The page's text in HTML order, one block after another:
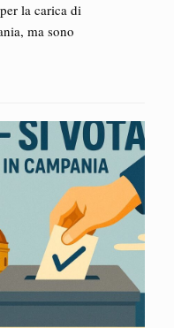
la carica di
ma sono